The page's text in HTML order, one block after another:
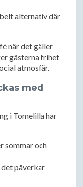
alternativ där
när det gäller
gästerna frihet
atmosfär.
med
i Tomelilla har
sommar och
påverkar